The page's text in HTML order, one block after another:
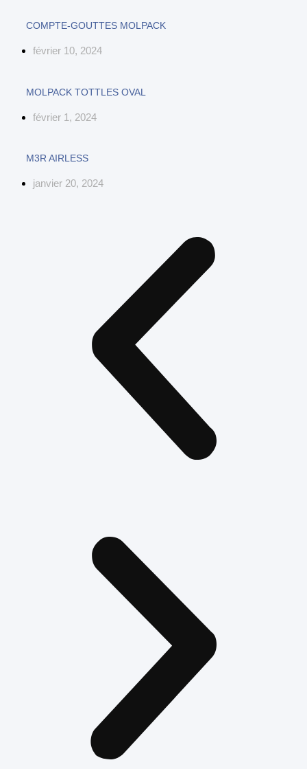
COMPTE-GOUTTES MOLPACK
février 10, 2024
MOLPACK TOTTLES OVAL
février 1, 2024
M3R AIRLESS
janvier 20, 2024